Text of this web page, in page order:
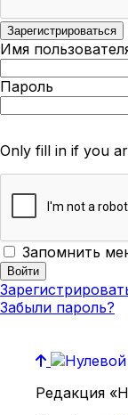
Имя
Пароль
Only fill in if you
Запомнить
Забыли пароль?
Редакция